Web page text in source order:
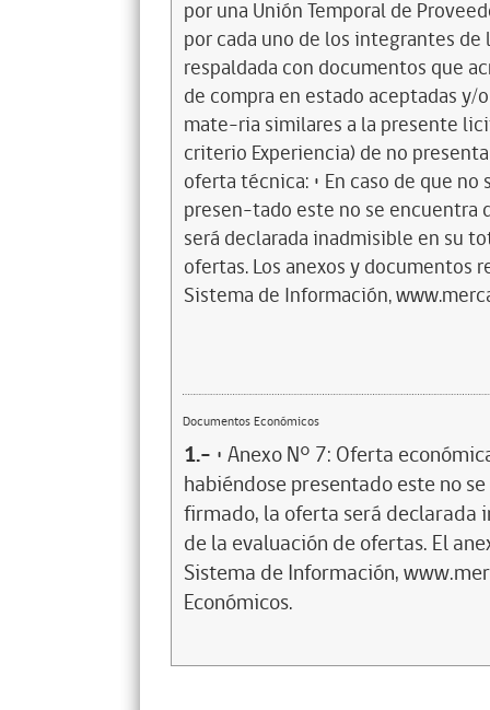
por una Unión Temporal de
por cada uno de los integrantes de
respaldada con documentos que
de compra en estado aceptadas
mate-ria similares a la presente
criterio Experiencia) de no
oferta técnica: • En caso de que
presen-tado este no se
será declarada inadmisible en su
ofertas. Los anexos y documentos
Sistema de Información,
Documentos Económicos
1.- • Anexo N° 7: Oferta
habiéndose presentado este no
firmado, la oferta será
de la evaluación de ofertas. El
Sistema de Información,
Económicos.